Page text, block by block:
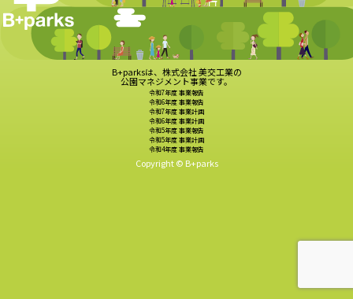
B+parksは、株式会社 美交工業の
公園マネジメント事業です。
令和7年度 事業報告
令和6年度 事業報告
令和7年度 事業計画
令和6年度 事業計画
令和5年度 事業報告
令和5年度 事業計画
令和4年度 事業報告
Copyright © B+parks